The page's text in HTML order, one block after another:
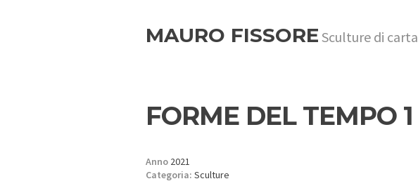
MAURO FISSORE Sculture di carta
FORME DEL TEMPO 1
Anno 2021
Categoria: Sculture